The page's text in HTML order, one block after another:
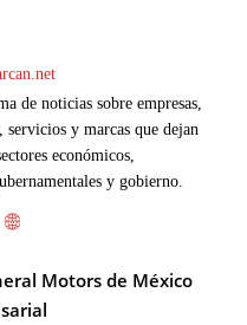
de noticias sobre empresas,
servicios y marcas que dejan
económicos,
y gobierno.
Motors de México